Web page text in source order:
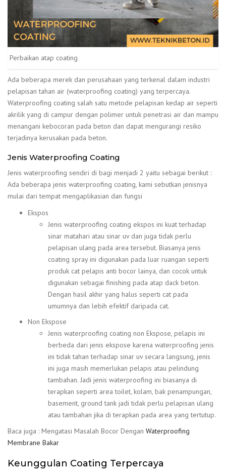
Perbaikan atap coating
Ada beberapa merek dan perusahaan yang terkenal dalam industri
pelapisan tahan air (waterproofing coating) yang terpercaya.
Waterproofing coating salah satu metode pelapisan kedap air seperti
akrilik yang di campur dengan polimer untuk penetrasi air dan mampu
menangani kebocoran pada beton dan dapat mengurangi resiko
terjadinya kerusakan pada beton.
Jenis Waterproofing Coating
Jenis waterproofing sendiri di bagi menjadi 2 yaitu sebagai berikut :
Ada beberapa jenis waterproofing coating, kami sebutkan jenisnya
mulai dari tempat mengaplikasian dan fungsi
Ekspos
Jenis waterproofing coating ekspos ini kuat terhadap
sinar matahari atau sinar uv dan juga tidak perlu
pelapisan ulang pada area tersebut. Biasanya jenis
coating spray ini digunakan pada luar ruangan seperti
produk cat pelapis anti bocor lainya, dan cocok untuk
digunakan sebagai finishing pada atap dack beton.
Dengan hasil akhir yang halus seperti cat pada
umumnya dan lebih efektif daripada cat.
Non Ekspose
Jenis waterproofing coating non Ekspose, pelapis ini
berbeda dari jenis ekspose karena waterproofing jenis
ini tidak tahan terhadap sinar uv secara langsung, jenis
ini juga masih memerlukan pelapis atau pelindung
tambahan. Jadi jenis waterproofing ini biasanya di
terapkan seperti area toilet, kolam, bak penampungan,
basement, ground tank jadi tidak perlu pelapisan ulang
atau tambahan jika di terapkan pada area yang tertutup.
Baca juga : Mengatasi Masalah Bocor Dengan Waterproofing
Membrane Bakar
Keunggulan Coating Terpercaya